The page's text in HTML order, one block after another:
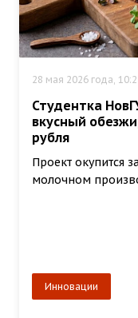
28 мая 2026 года,
Студентка
вкусный
рубля
Проект окупится
молочном
Инновации